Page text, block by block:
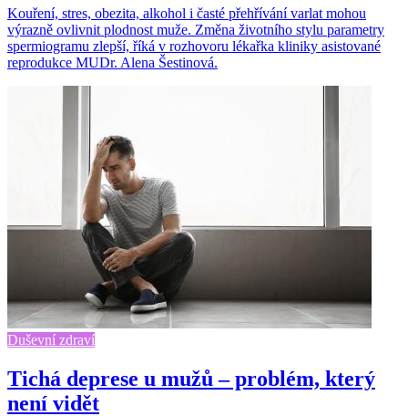
Kouření, stres, obezita, alkohol i časté přehřívání varlat mohou
výrazně ovlivnit plodnost muže. Změna životního stylu parametry
spermiogramu zlepší, říká v rozhovoru lékařka kliniky asistované
reprodukce MUDr. Alena Šestinová.
Duševní zdraví
Tichá deprese u mužů – problém, který
není vidět